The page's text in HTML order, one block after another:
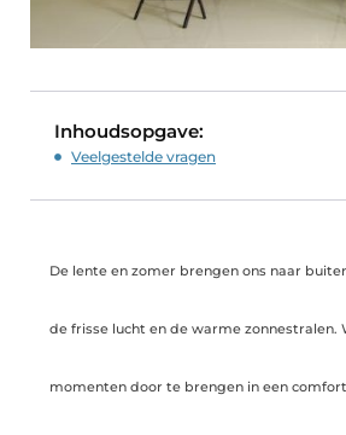
Inhoudsopgave:
Veelgestelde vragen
De lente en zomer brengen ons naar
de frisse lucht en de warme zonnestralen.
momenten door te brengen in een